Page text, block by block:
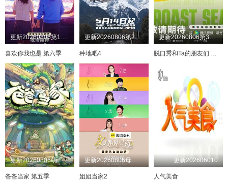
更新20260806第10期三
喜欢你我也是 第六季
更新20260806第25期上
种地吧4
更新20260806第3期离场之后
脱口秀和Ta的朋友们 第三季
更新20260806萌娃当家第12期
爸爸当家 第五季
更新20260806母带2第4期下
姐姐当家2
更新202606010
人气美食